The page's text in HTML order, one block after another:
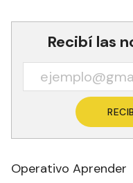
Recibí las
Operativo Aprender